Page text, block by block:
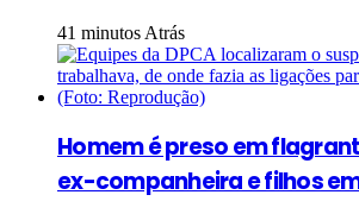
41 minutos Atrás
Homem é preso em
ex-companheira e filhos